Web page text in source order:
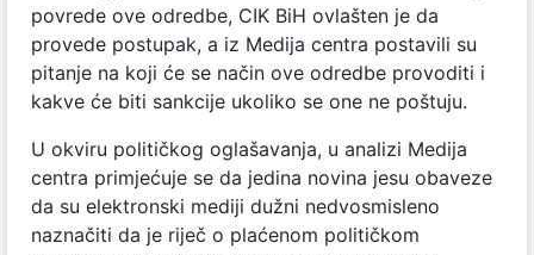
povrede ove odredbe, CIK BiH ovlašten je da
provede postupak, a iz Medija centra postavili su
pitanje na koji će se način ove odredbe provoditi i
kakve će biti sankcije ukoliko se one ne poštuju.
U okviru političkog oglašavanja, u analizi Medija
centra primjećuje se da jedina novina jesu obaveze
da su elektronski mediji dužni nedvosmisleno
naznačiti da je riječ o plaćenom političkom